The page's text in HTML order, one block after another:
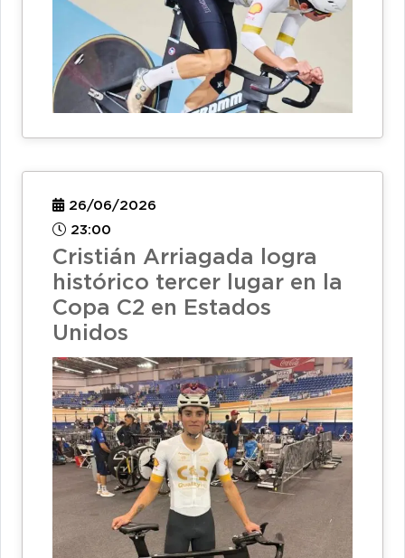
26/06/2026
23:00
Cristián Arriagada logra
histórico tercer lugar en la
Copa C2 en Estados
Unidos